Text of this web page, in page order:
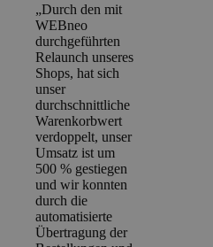
„Durch den mit
WEBneo
durchgeführten
Relaunch unseres
Shops, hat sich
unser
durchschnittliche
Warenkorbwert
verdoppelt, unser
Umsatz ist um
500 % gestiegen
und wir konnten
durch die
automatisierte
Übertragung der